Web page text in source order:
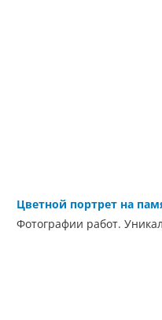
Цветной портрет на
Фотографии работ.